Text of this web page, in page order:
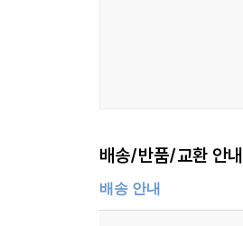
배송/반품/교환 안내
배송 안내